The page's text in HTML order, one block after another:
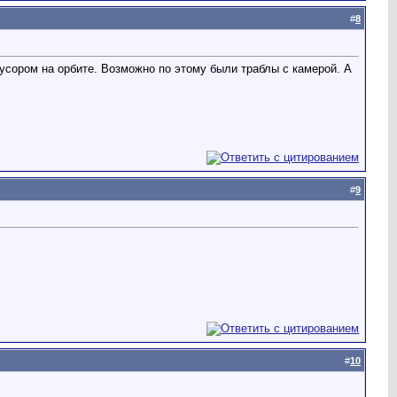
#8
на орбите. Возможно по этому были траблы с камерой. А
#9
#10